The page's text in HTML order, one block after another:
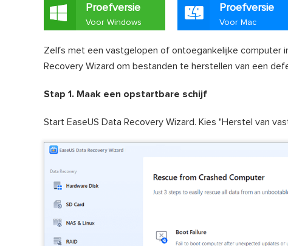
Proefversie
Voor Windows
Proefversie
Voor Mac
Zelfs met een vastgelopen of ontoegankelijke computer
Recovery Wizard om bestanden te herstellen van een
Stap 1. Maak een opstartbare schijf
Start EaseUS Data Recovery Wizard. Kies "Herstel van